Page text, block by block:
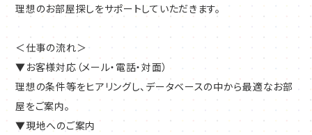
明確な等級制度により、努力が昇給に直結。
資格取得後は毎月2万円の手当がつき、安定した収入アップも実
現できます。
＜お仕事のポイント＞
知名度抜群なので、集客に困ることはありません！
1日の担当数は、多い日で平均3～4組。
知名度と信頼度の高い店舗なので、
毎日多くの問い合わせがあります。
自分からお客様を探さなくてもいいので、
接客に集中できる環境です。
理想のお部屋探しをサポートしていただきます。
＜仕事の流れ＞
▼お客様対応（メール・電話・対面）
理想の条件等をヒアリングし、データベースの中から最適なお部
屋をご案内。
▼現地へのご案内